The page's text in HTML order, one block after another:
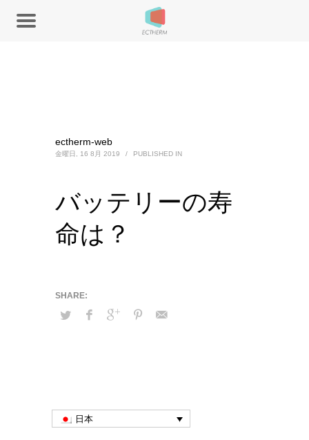
ectherm-web
金曜日, 16 8月 2019 / PUBLISHED IN
バッテリーの寿
命は？
日本